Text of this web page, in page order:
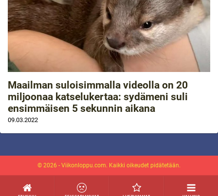
Maailman suloisimmalla videolla on 20
miljoonaa katselukertaa: sydämeni suli
ensimmäisen 5 sekunnin aikana
09.03.2022
© 2026 - Viikonloppu.com. Kaikki oikeudet pidätetään.